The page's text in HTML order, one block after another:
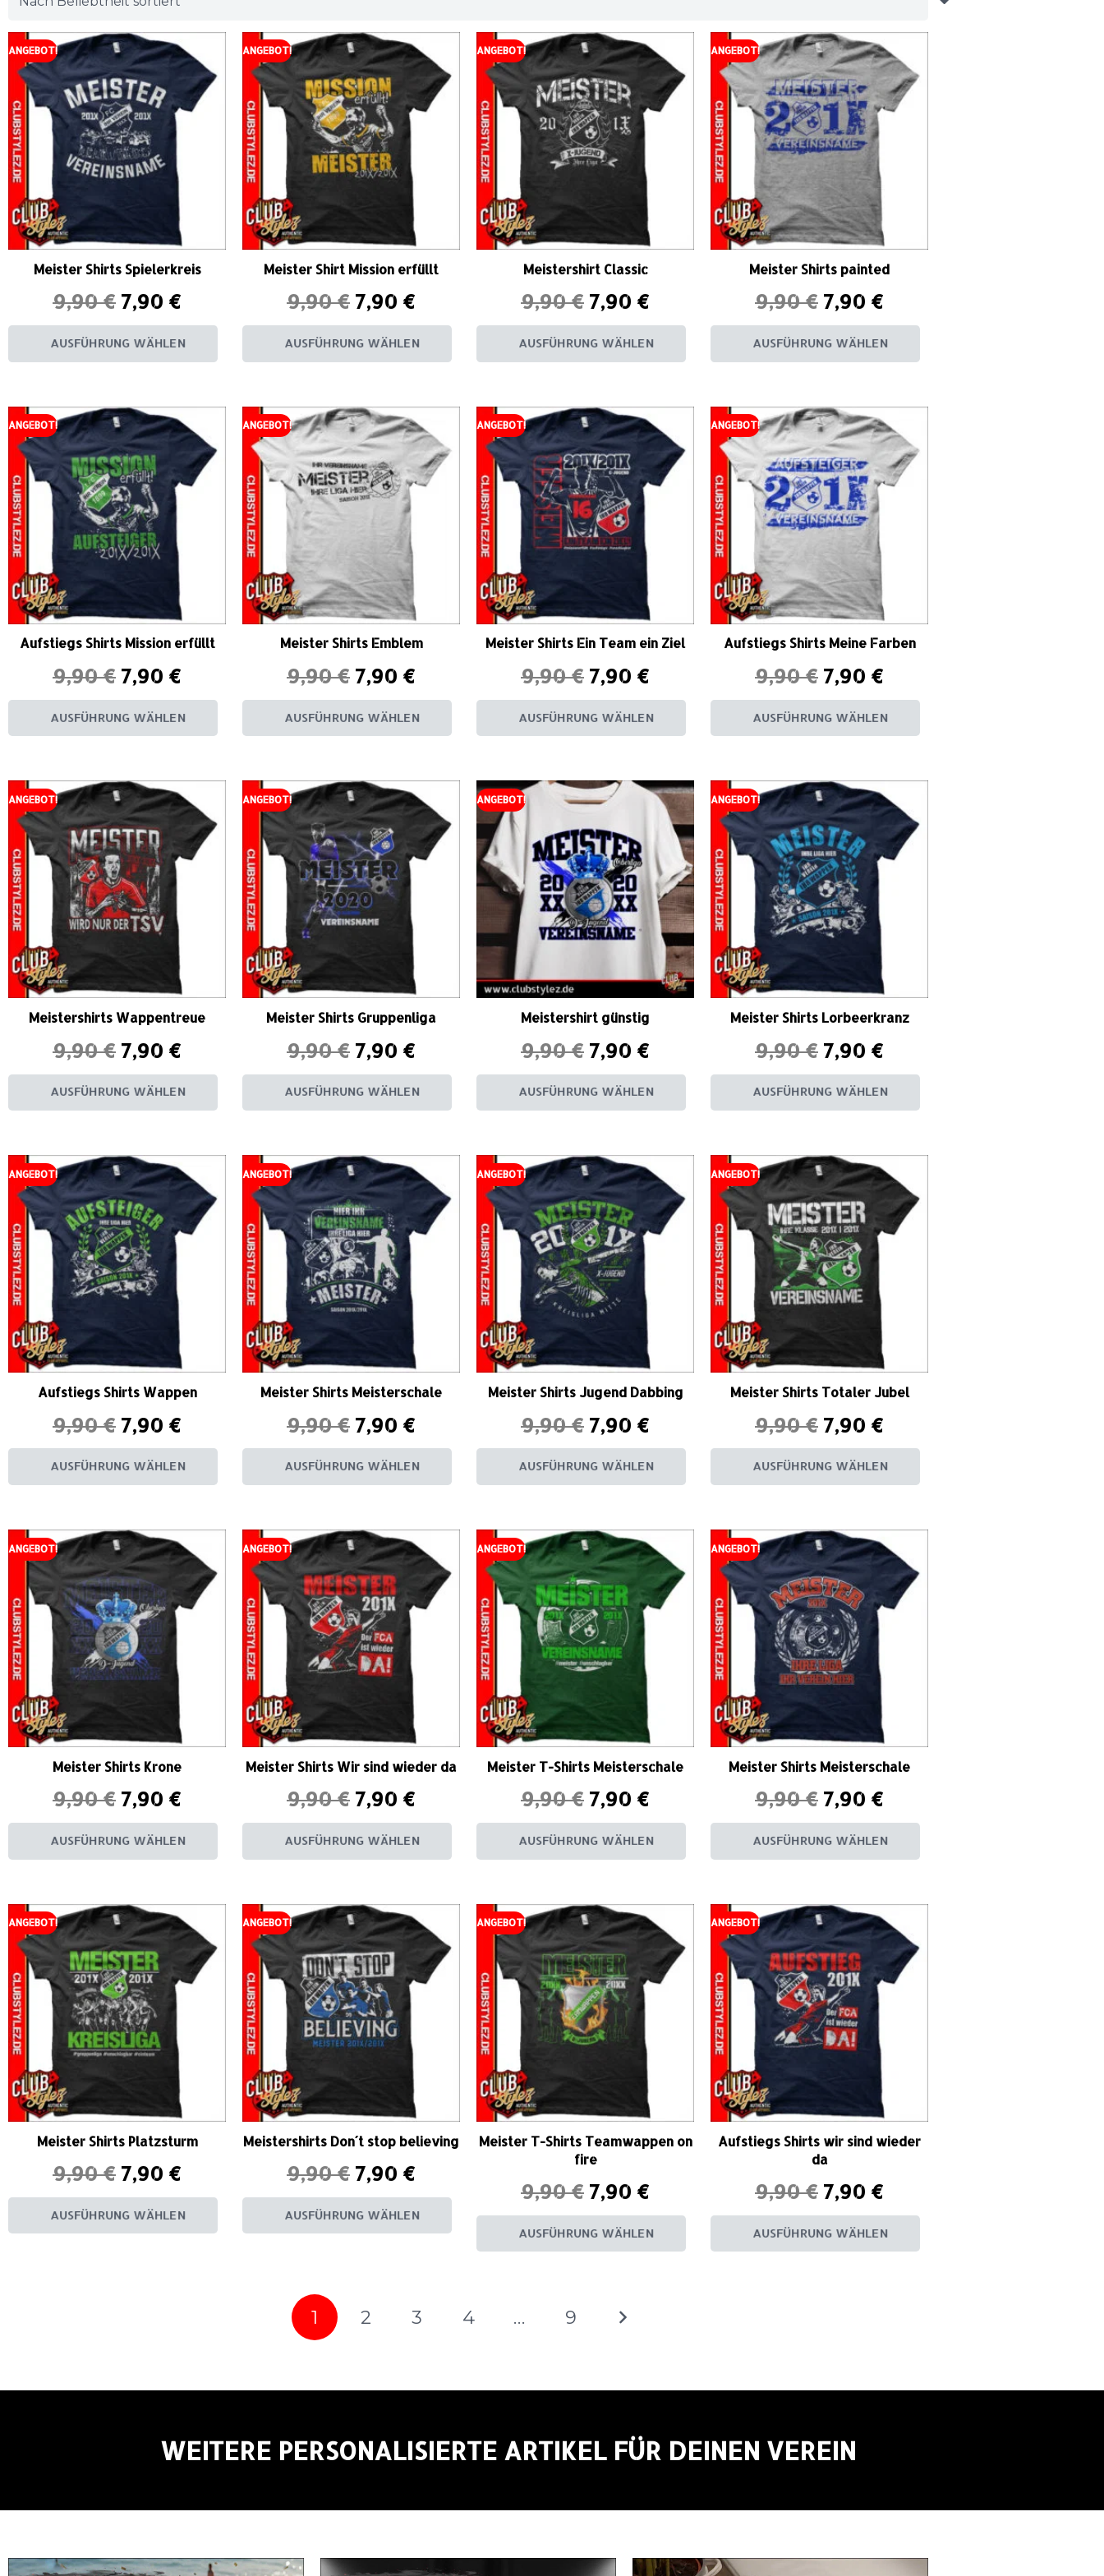
ANGEBOT!
Meister Shirts Spielerkreis
9,90€ 7,90 €
AUSFÜHRUNG WÄHLEN
ANGEBOT!
Meister Shirt Mission erfüllt
9,90€ 7,90 €
AUSFÜHRUNG WÄHLEN
ANGEBOT!
Meistershirt Classic
9,90€ 7,90 €
AUSFÜHRUNG WÄHLEN
ANGEBOT!
Meister Shirts painted
9,90€ 7,90 €
AUSFÜHRUNG WÄHLEN
ANGEBOT!
Aufstiegs Shirts Mission erfüllt
9,90€ 7,90 €
AUSFÜHRUNG WÄHLEN
ANGEBOT!
Meister Shirts Emblem
9,90€ 7,90 €
AUSFÜHRUNG WÄHLEN
ANGEBOT!
Meister Shirts Ein Team ein Ziel
9,90€ 7,90 €
AUSFÜHRUNG WÄHLEN
ANGEBOT!
Aufstiegs Shirts Meine Farben
9,90€ 7,90 €
AUSFÜHRUNG WÄHLEN
ANGEBOT!
Meistershirts Wappentreue
9,90€ 7,90 €
AUSFÜHRUNG WÄHLEN
ANGEBOT!
Meister Shirts Gruppenliga
9,90€ 7,90 €
AUSFÜHRUNG WÄHLEN
ANGEBOT!
Meistershirt günstig
9,90€ 7,90 €
AUSFÜHRUNG WÄHLEN
ANGEBOT!
Meister Shirts Lorbeerkranz
9,90€ 7,90 €
AUSFÜHRUNG WÄHLEN
ANGEBOT!
Aufstiegs Shirts Wappen
9,90€ 7,90 €
AUSFÜHRUNG WÄHLEN
ANGEBOT!
Meister Shirts Meisterschale
9,90€ 7,90 €
AUSFÜHRUNG WÄHLEN
ANGEBOT!
Meister Shirts Jugend Dabbing
9,90€ 7,90 €
AUSFÜHRUNG WÄHLEN
ANGEBOT!
Meister Shirts Totaler Jubel
9,90€ 7,90 €
AUSFÜHRUNG WÄHLEN
ANGEBOT!
Meister Shirts Krone
9,90€ 7,90 €
AUSFÜHRUNG WÄHLEN
ANGEBOT!
Meister Shirts Wir sind wieder da
9,90€ 7,90 €
AUSFÜHRUNG WÄHLEN
ANGEBOT!
Meister T-Shirts Meisterschale
9,90€ 7,90 €
AUSFÜHRUNG WÄHLEN
ANGEBOT!
Meister Shirts Meisterschale
9,90€ 7,90 €
AUSFÜHRUNG WÄHLEN
ANGEBOT!
Meister Shirts Platzsturm
9,90€ 7,90 €
AUSFÜHRUNG WÄHLEN
ANGEBOT!
Meistershirts Don´t stop believing
9,90€ 7,90 €
AUSFÜHRUNG WÄHLEN
ANGEBOT!
Meister T-Shirts Teamwappen on
fire
9,90€ 7,90 €
AUSFÜHRUNG WÄHLEN
ANGEBOT!
Aufstiegs Shirts wir sind wieder
da
9,90€ 7,90 €
AUSFÜHRUNG WÄHLEN
1 2 3 4 … 9
WEITERE PERSONALISIERTE ARTIKEL FÜR DEINEN VEREIN